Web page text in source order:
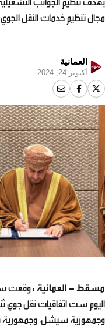
مجال تنظيم خدمات النقل
العمانية
أكتوبر 24, 2024
مسقط - العمانية :وقعت
اليوم ست اتفاقيات نقل جوي
وجمهورية سيشل، وجمهورية